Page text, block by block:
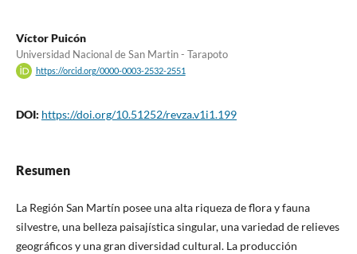
Víctor Puicón
Universidad Nacional de San Martin - Tarapoto
https://orcid.org/0000-0003-2532-2551
DOI: https://doi.org/10.51252/revza.v1i1.199
Resumen
La Región San Martín posee una alta riqueza de flora y fauna
silvestre, una belleza paisajística singular, una variedad de relieves
geográficos y una gran diversidad cultural. La producción